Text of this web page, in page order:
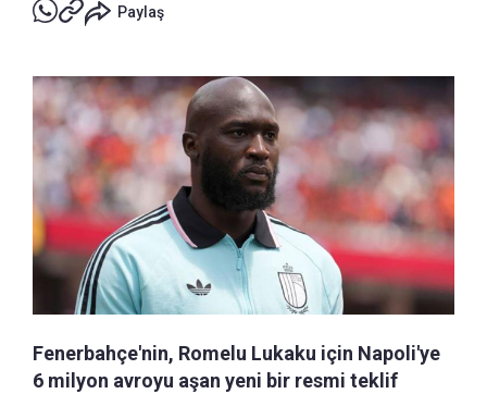
Paylaş
Fenerbahçe'nin, Romelu Lukaku için Napoli'ye
6 milyon avroyu aşan yeni bir resmi teklif